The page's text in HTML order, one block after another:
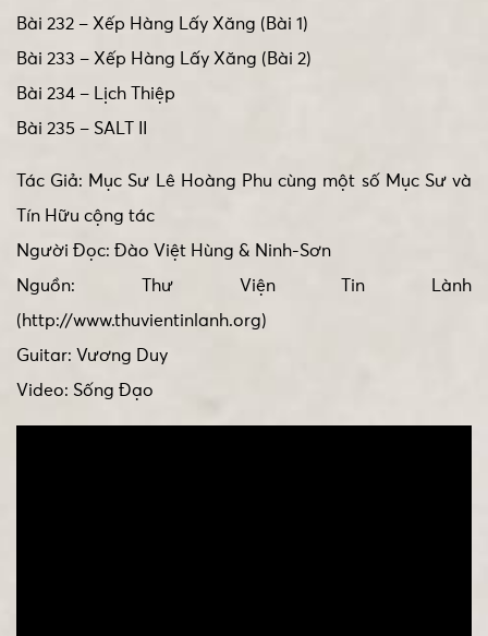
Bài 232 – Xếp Hàng Lấy Xăng (Bài 1)
Bài 233 – Xếp Hàng Lấy Xăng (Bài 2)
Bài 234 – Lịch Thiệp
Bài 235 – SALT II
Tác Giả: Mục Sư Lê Hoàng Phu cùng một số Mục Sư và
Tín Hữu cộng tác
Người Đọc: Đào Việt Hùng & Ninh-Sơn
Nguồn: Thư Viện Tin Lành
(http://www.thuvientinlanh.org)
Guitar: Vương Duy
Video: Sống Đạo